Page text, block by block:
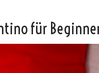
Tanzschule
für